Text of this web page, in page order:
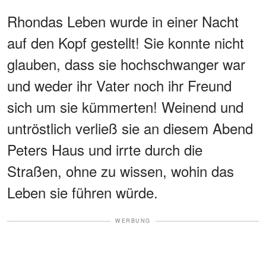
Rhondas Leben wurde in einer Nacht
auf den Kopf gestellt! Sie konnte nicht
glauben, dass sie hochschwanger war
und weder ihr Vater noch ihr Freund
sich um sie kümmerten! Weinend und
untröstlich verließ sie an diesem Abend
Peters Haus und irrte durch die
Straßen, ohne zu wissen, wohin das
Leben sie führen würde.
WERBUNG